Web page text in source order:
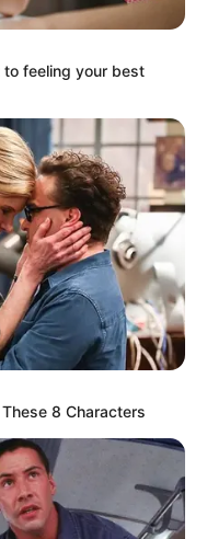
feeling your best
8 Characters